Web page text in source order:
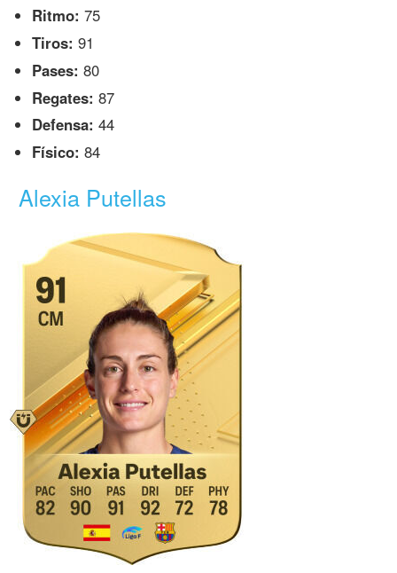
Ritmo: 75
Tiros: 91
Pases: 80
Regates: 87
Defensa: 44
Físico: 84
Alexia Putellas